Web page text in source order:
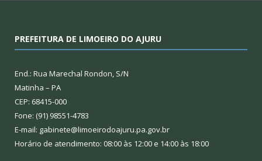
PREFEITURA DE LIMOEIRO DO AJURU
End.: Rua Marechal Rondon, S/N
Matinha – PA
CEP: 68415-000
Fone: (91) 98551-4783
E-mail: gabinete@limoeirodoajuru.pa.gov.br
Horário de atendimento: 08:00 às 12:00 e 14:00 às 18:00